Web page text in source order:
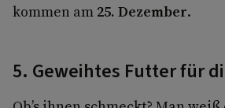
kommen am 25. Dezember.
5. Geweihtes Futter für